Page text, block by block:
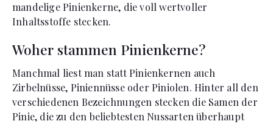
mandelige Pinienkerne, die voll wertvoller
Inhaltsstoffe stecken.
Woher stammen Pinienkerne?
Manchmal liest man statt Pinienkernen auch
Zirbelnüsse, Piniennüsse oder Piniolen. Hinter all den
verschiedenen Bezeichnungen stecken die Samen der
Pinie, die zu den beliebtesten Nussarten überhaupt